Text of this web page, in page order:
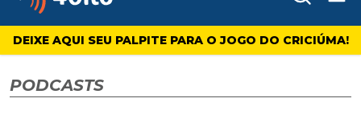
4oito
DEIXE AQUI SEU PALPITE PARA O JOGO DO CRICIÚMA!
PODCASTS